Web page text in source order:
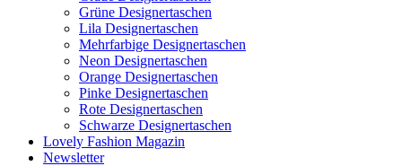
Grüne Designertaschen
Lila Designertaschen
Mehrfarbige Designertaschen
Neon Designertaschen
Orange Designertaschen
Pinke Designertaschen
Rote Designertaschen
Schwarze Designertaschen
Lovely Fashion Magazin
Newsletter